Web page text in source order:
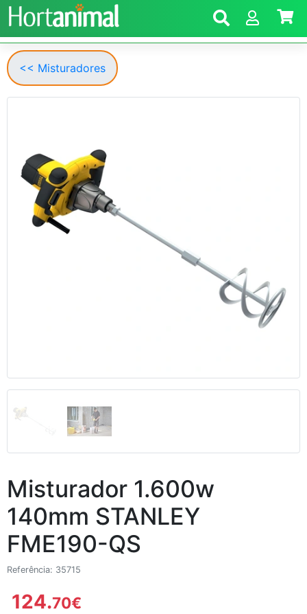
<< Misturadores
Misturador 1.600w
140mm STANLEY
FME190-QS
Referência: 35715
124.70€